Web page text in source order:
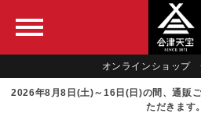
オンラインショップ
2026年8月8日(土)～16日(日)の間、通販
ただきます。